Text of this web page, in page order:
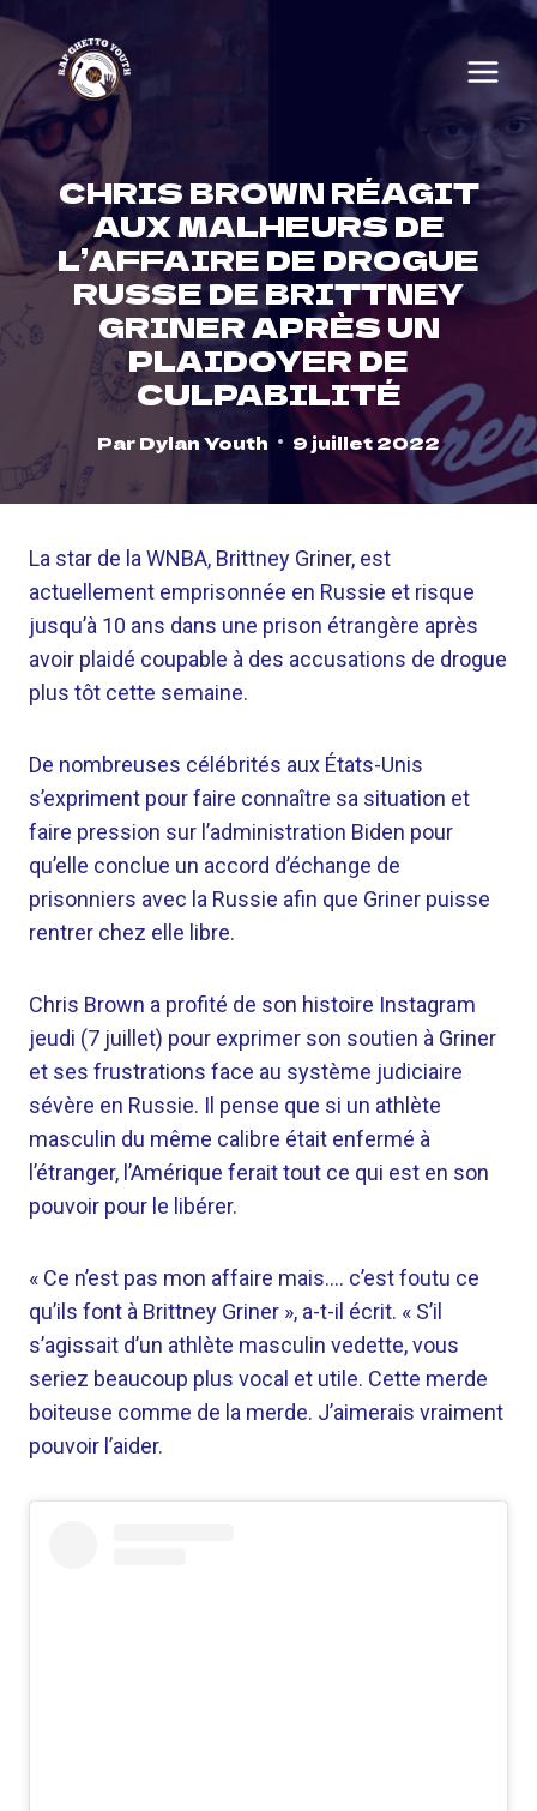
Skip
content
CHRIS BROWN RÉAGIT
AUX MALHEURS DE
L’AFFAIRE DE DROGUE
RUSSE DE BRITTNEY
GRINER APRÈS UN
PLAIDOYER DE
CULPABILITÉ
ParDylan Youth 9 juillet 2022
La star de la WNBA, Brittney Griner, est
actuellement emprisonnée en Russie et risque
jusqu’à 10 ans dans une prison étrangère après
avoir plaidé coupable à des accusations de drogue
plus tôt cette semaine.
De nombreuses célébrités aux États-Unis
s’expriment pour faire connaître sa situation et
faire pression sur l’administration Biden pour
qu’elle conclue un accord d’échange de
prisonniers avec la Russie afin que Griner puisse
rentrer chez elle libre.
Chris Brown a profité de son histoire Instagram
jeudi (7 juillet) pour exprimer son soutien à Griner
et ses frustrations face au système judiciaire
sévère en Russie. Il pense que si un athlète
masculin du même calibre était enfermé à
l’étranger, l’Amérique ferait tout ce qui est en son
pouvoir pour le libérer.
« Ce n’est pas mon affaire mais…. c’est foutu ce
qu’ils font à Brittney Griner », a-t-il écrit. « S’il
s’agissait d’un athlète masculin vedette, vous
seriez beaucoup plus vocal et utile. Cette merde
boiteuse comme de la merde. J’aimerais vraiment
pouvoir l’aider.